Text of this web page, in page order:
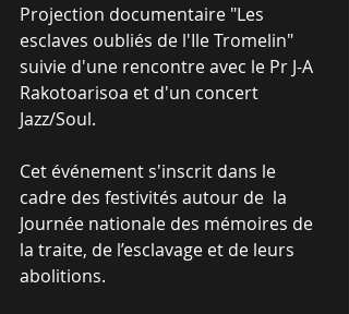
Projection documentaire "Les
esclaves oubliés de l'Ile Tromelin"
suivie d'une rencontre avec le Pr J-A
Rakotoarisoa et d'un concert
Jazz/Soul.
Cet événement s'inscrit dans le
cadre des festivités autour de  la
Journée nationale des mémoires de
la traite, de l’esclavage et de leurs
abolitions.